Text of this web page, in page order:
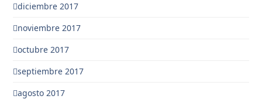
diciembre 2017
noviembre 2017
octubre 2017
septiembre 2017
agosto 2017